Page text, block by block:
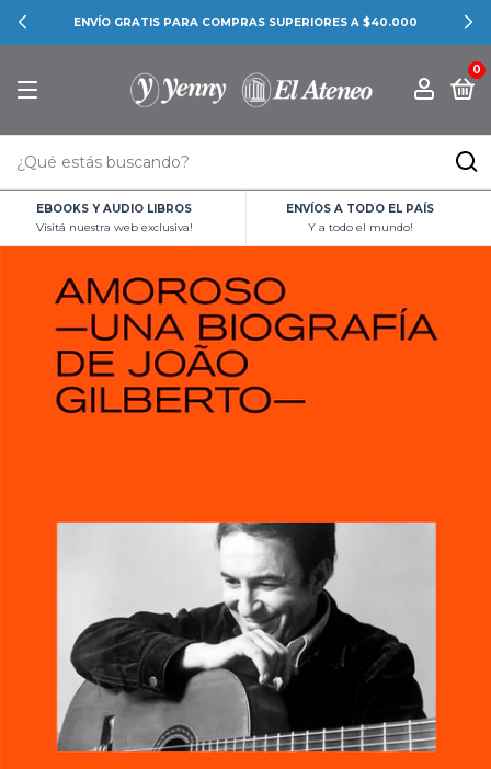
ENVÍO GRATIS PARA COMPRAS SUPERIORES A $40.000
0
EBOOKS Y AUDIO LIBROS
Visitá nuestra web exclusiva!
ENVÍOS A TODO EL PAÍS
Y a todo el mundo!